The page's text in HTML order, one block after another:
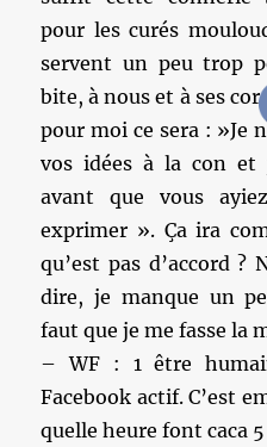
pour les curés
servent un peu trop
bite, à nous et à ses
pour moi ce sera : »Je
vos idées à la con et
avant que vous
exprimer ». Ça ira
qu’est pas d’accord
dire, je manque un
faut que je me fasse la
– WF : 1 être
Facebook actif. C’est
quelle heure font caca